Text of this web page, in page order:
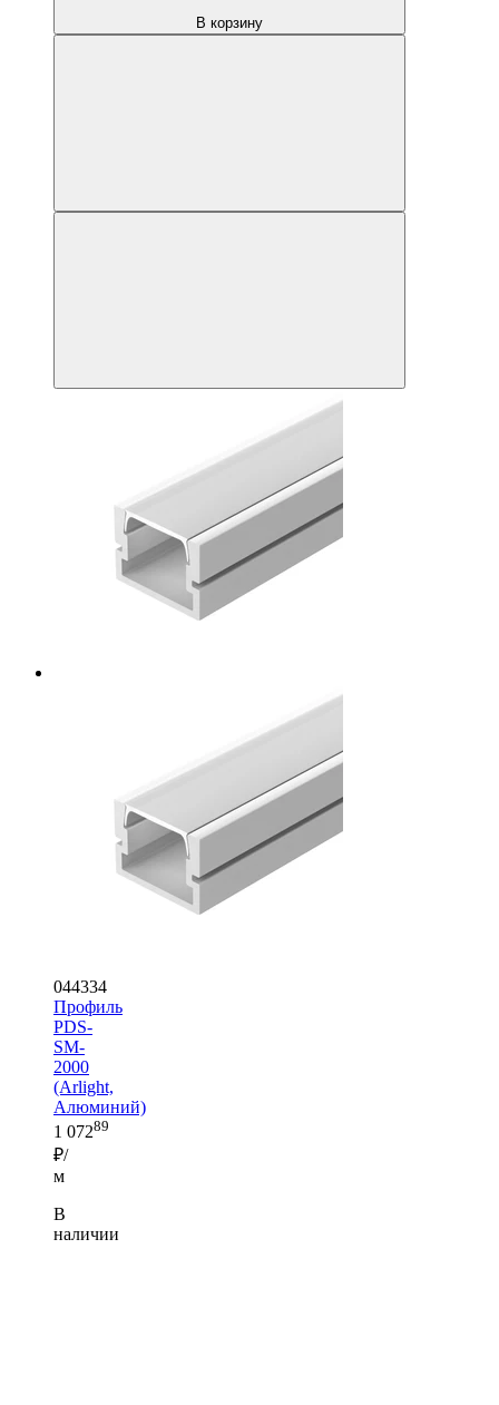
В корзину
044334
Профиль
PDS-
SM-
2000
(Arlight,
Алюминий)
1 07289
₽/
м
В
наличии